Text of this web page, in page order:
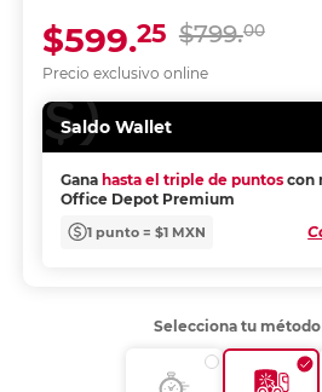
Precio exclusivo online
$799.00
$599.25
Saldo Wallet
Gana hasta el triple de puntos con
Office Depot Premium
1 punto = $1 MXN
Selecciona tu